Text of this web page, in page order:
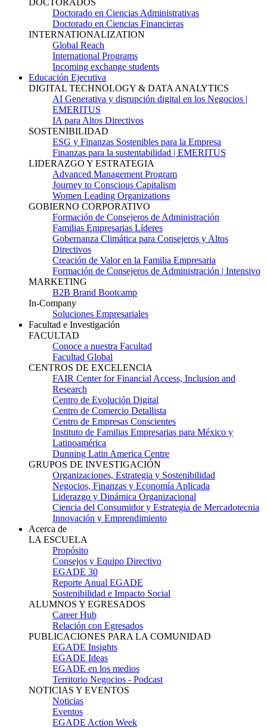
DOCTORADOS
Doctorado en Ciencias Administrativas
Doctorado en Ciencias Financieras
INTERNATIONALIZATION
Global Reach
International Programs
Incoming exchange students
Educación Ejecutiva
DIGITAL TECHNOLOGY & DATA ANALYTICS
AI Generativa y disrupción digital en los Negocios |
EMERITUS
IA para Altos Directivos
SOSTENIBILIDAD
ESG y Finanzas Sostenibles para la Empresa
Finanzas para la sustentabilidad | EMERITUS
LIDERAZGO Y ESTRATEGIA
Advanced Management Program
Journey to Conscious Capitalism
Women Leading Organizations
GOBIERNO CORPORATIVO
Formación de Consejeros de Administración
Familias Empresarias Líderes
Gobernanza Climática para Consejeros y Altos
Directivos
Creación de Valor en la Familia Empresaria
Formación de Consejeros de Administración | Intensivo
MARKETING
B2B Brand Bootcamp
In-Company
Soluciones Empresariales
Facultad e Investigación
FACULTAD
Conoce a nuestra Facultad
Facultad Global
CENTROS DE EXCELENCIA
FAIR Center for Financial Access, Inclusion and
Research
Centro de Evolución Digital
Centro de Comercio Detallista
Centro de Empresas Conscientes
Instituto de Familias Empresarias para México y
Latinoamérica
Dunning Latin America Centre
GRUPOS DE INVESTIGACIÓN
Organizaciones, Estrategia y Sostenibilidad
Negocios, Finanzas y Economía Aplicada
Liderazgo y Dinámica Organizacional
Ciencia del Consumidor y Estrategia de Mercadotecnia
Innovación y Emprendimiento
Acerca de
LA ESCUELA
Propósito
Consejos y Equipo Directivo
EGADE 30
Reporte Anual EGADE
Sostenibilidad e Impacto Social
ALUMNOS Y EGRESADOS
Career Hub
Relación con Egresados
PUBLICACIONES PARA LA COMUNIDAD
EGADE Insights
EGADE Ideas
EGADE en los medios
Territorio Negocios - Podcast
NOTICIAS Y EVENTOS
Noticias
Eventos
EGADE Action Week